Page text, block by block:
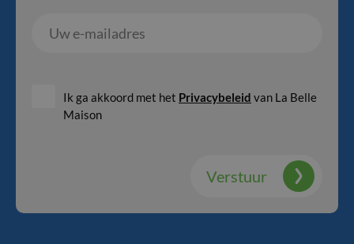
Uw
Ik ga akkoord met het Privacybeleid van La Belle
Maison
Verstuur